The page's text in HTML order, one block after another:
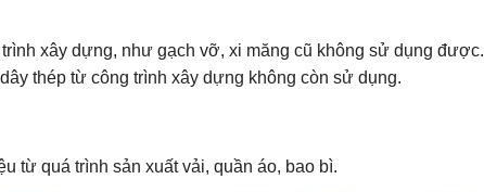
xây dựng, như gạch vỡ, xi măng cũ không sử dụng được.
thép từ công trình xây dựng không còn sử dụng.
từ quá trình sản xuất vải, quần áo, bao bì.